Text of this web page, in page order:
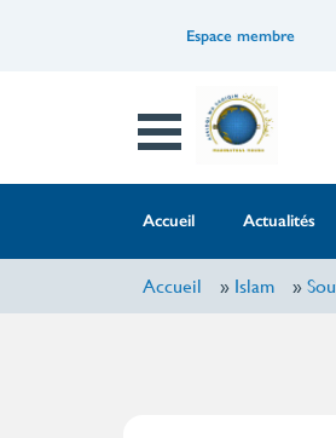
Menu
the
header
Espace membre
Open
Menu
Menu
principale
Accueil Actualités
Accueil Islam